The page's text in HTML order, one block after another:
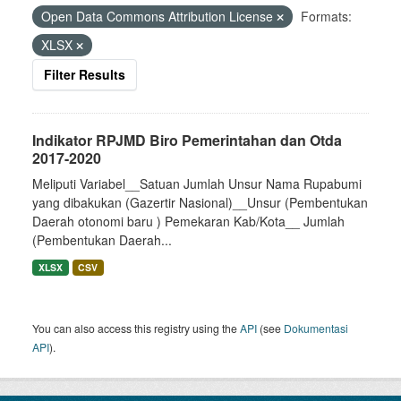
Open Data Commons Attribution License
Formats:
XLSX
Filter Results
Indikator RPJMD Biro Pemerintahan dan Otda
2017-2020
Meliputi Variabel__Satuan Jumlah Unsur Nama Rupabumi
yang dibakukan (Gazertir Nasional)__Unsur (Pembentukan
Daerah otonomi baru ) Pemekaran Kab/Kota__ Jumlah
(Pembentukan Daerah...
XLSX CSV
You can also access this registry using theAPI (see Dokumentasi
API).